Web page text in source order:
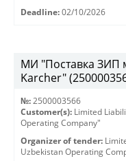
Deadline: 02/10/2026
МИ "Поставка ЗИП
Karcher"
№: 2500003566
Customer(s): Limited
Operating Company"
Organizer of tender:
Uzbekistan Operating